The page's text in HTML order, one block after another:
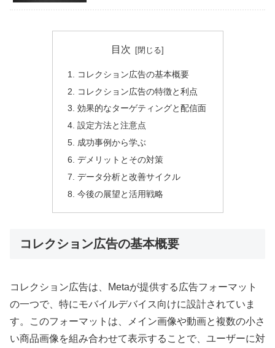
目次
コレクション広告の基本概要
コレクション広告の特徴と利点
効果的なターゲティングと配信面
設定方法と注意点
成功事例から学ぶ
デメリットとその対策
データ分析と改善サイクル
今後の展望と活用戦略
コレクション広告の基本概要
コレクション広告は、Metaが提供する広告フォーマット
の一つで、特にモバイルデバイス向けに設計されていま
す。このフォーマットは、メイン画像や動画と複数の小さ
い商品画像を組み合わせて表示することで、ユーザーに対